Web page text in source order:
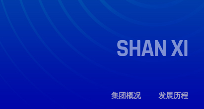
SHAN XI
集团概况 发展历程